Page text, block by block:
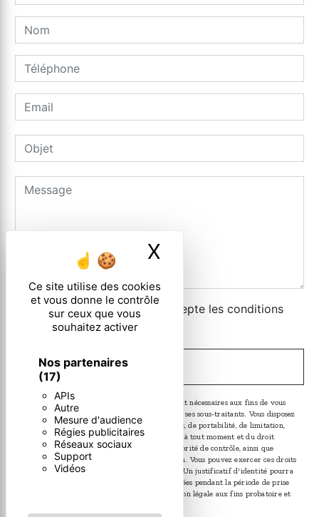
Ce site utilise des cookies
et vous donne le contrôle
sur ceux que vous
souhaitez activer
Nos partenaires
(17)
APIs
Autre
Mesure d'audience
Régies publicitaires
Réseaux sociaux
Support
Vidéos
X
En cochant cette case, j'accepte les conditions
particulières ci-dessous **
** Les données personnelles communiquées sont nécessaires aux fins de vous
contacter. Elles sont destinées à l'entreprise et ses sous-traitants. Vous disposez
de droits d’accès, de rectification, d’effacement, de portabilité, de limitation,
d’opposition, de retrait de votre consentement à tout moment et du droit
d’introduire une réclamation auprès d’une autorité de contrôle, ainsi que
d’organiser le sort de vos données post-mortem. Vous pouvez exercer ces droits
par voie postale ou par courrier électronique. Un justificatif d'identité pourra
vous être demandé. Nous conservons vos données pendant la période de prise
de contact puis pendant la durée de prescription légale aux fins probatoire et